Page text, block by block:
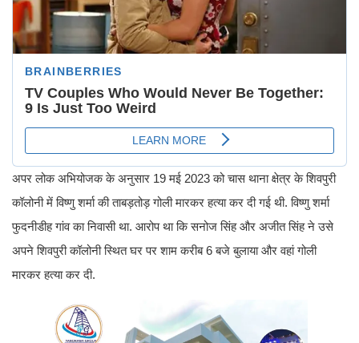
अपर लोक अभियोजक के अनुसार 19 मई 2023 को चास थाना क्षेत्र के शिवपुरी
कॉलोनी में विष्णु शर्मा की ताबड़तोड़ गोली मारकर हत्या कर दी गई थी. विष्णु शर्मा
फुदनीडीह गांव का निवासी था. आरोप था कि सनोज सिंह और अजीत सिंह ने उसे
अपने शिवपुरी कॉलोनी स्थित घर पर शाम करीब 6 बजे बुलाया और वहां गोली
मारकर हत्या कर दी.